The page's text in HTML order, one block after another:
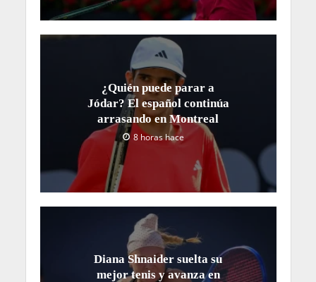
¿Quién puede parar a
Jódar? El español continúa
arrasando en Montreal
8 horas hace
Diana Shnaider suelta su
mejor tenis y avanza en